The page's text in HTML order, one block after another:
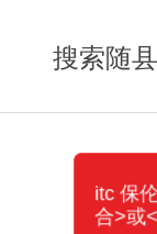
搜索随县
itc 保
合>或